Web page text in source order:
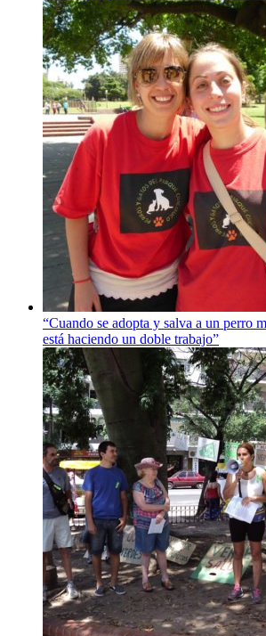
“Cuando se adopta y salva a un perro
está haciendo un doble trabajo”